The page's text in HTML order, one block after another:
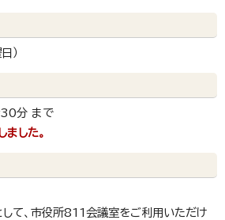
）
分 まで
した。
して、市役所811会議室をご利用いただけ